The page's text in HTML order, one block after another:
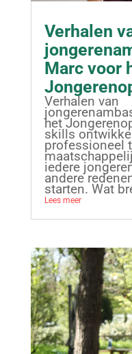
Verhalen
Marc voor
Verhalen van
het
skills
professioneel
iedere
andere
starten. Wat
Lees meer